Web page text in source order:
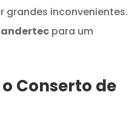
inconvenientes.
para um
Conserto de